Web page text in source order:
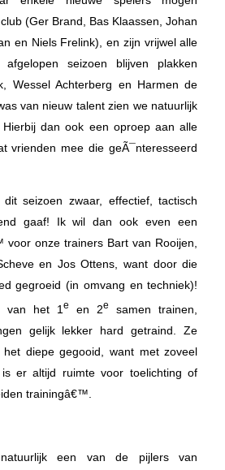
(Ger Brand, Bas Klaassen, Johan
en Niels Frelink), en zijn vrijwel alle
seizoen blijven plakken
Wessel Achterberg en Harmen de
van nieuw talent zien we natuurlijk
dan ook een oproep aan alle
vrienden mee die geÃ¯nteresseerd
seizoen zwaar, effectief, tactisch
gaaf! Ik wil dan ook even een
voor onze trainers Bart van Rooijen,
en Jos Ottens, want door die
gegroeid (in omvang en techniek)!
van het 1e en 2e
samen trainen,
gelijk lekker hard getraind. Ze
diepe gegooid, want met zoveel
er altijd ruimte voor toelichting of
trainingâ€™.
een van de pijlers van